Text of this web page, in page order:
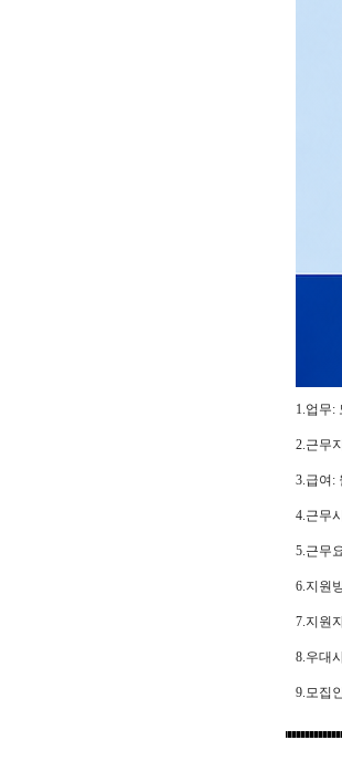
1.업무:
2.근무
3.급여:
4.근무
5.근무
6.지원
7.지원
8.우대
9.모집